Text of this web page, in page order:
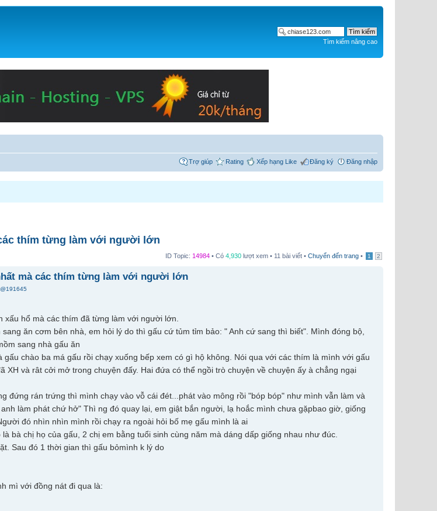
Tìm kiếm nâng cao
Trợ giúp Rating Xếp hạng Like Đăng ký Đăng nhập
thím từng làm với người lớn
ID Topic: 14984 • Có 4,930 lượt xem • 11 bài viết • Chuyển đến trang • 1 2
mà các thím từng làm với người lớn
@191645
xấu hổ mà các thím đã từng làm với người lớn.
ăn cơm bên nhà, em hỏi lý do thì gấu cứ tủm tỉm bảo: " Anh cứ sang thì biết". Mình đóng bộ,
sang nhà gấu ăn
gấu chào ba má gấu rồi chạy xuống bếp xem có gì hộ không. Nói qua với các thím là mình với gấu
XH và rât cởi mở trong chuyện đấy. Hai đứa có thể ngồi trò chuyện về chuyện ấy à chẳng ngại
đứng rán trứng thì mình chạy vào vỗ cái đét...phát vào mông rồi "bóp bóp" như mình vẫn làm và
làm phát chứ hở" Thì ng đó quay lại, em giật bắn người, lạ hoắc mình chưa gặpbao giờ, giống
đó nhìn nhìn mình rồi chạy ra ngoài hỏi bố mẹ gấu mình là ai
bà chị họ của gấu, 2 chị em bằng tuổi sinh cùng năm mà dáng dấp giống nhau như đúc.
Sau đó 1 thời gian thì gấu bỏmình k lý do
mì với đồng nát đi qua là: